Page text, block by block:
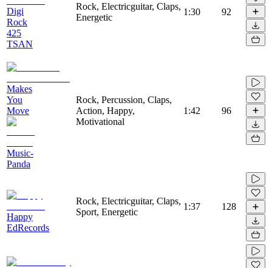
Digi
Rock
425
TSAN
Rock, Electricguitar, Claps,
Energetic
1:30 92
Makes
You
Move
Music-
Panda
Rock, Percussion, Claps,
Action, Happy,
Motivational
1:42 96
Happy
EdRecords
Rock, Electricguitar, Claps,
Sport, Energetic
1:37 128